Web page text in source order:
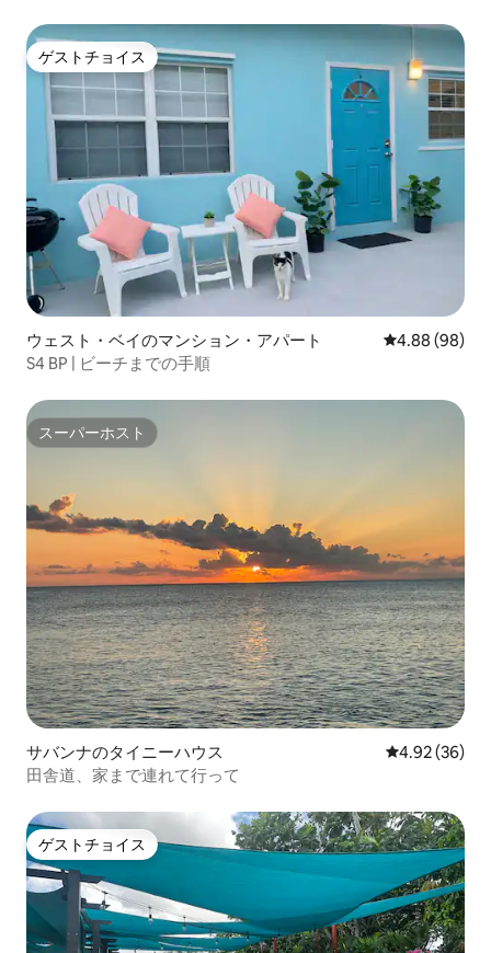
ゲストチョイス
ゲストチョイス
ウェスト・ベイのマンション・アパート レビュー98件
4.88 (98)
S4 BP | ビーチまでの手順
スーパーホスト
スーパーホスト
サバンナのタイニーハウス レビュー36
4.92 (36)
田舎道、家まで連れて行って
ゲストチョイス
ゲストチョイス